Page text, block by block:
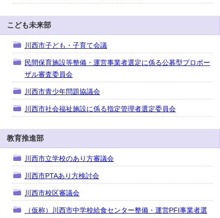
こども未来部
川西市子ども・子育て会議
民間保育施設等整備・運営事業者選定に係る公募型プロポー
ザル審査委員会
川西市青少年問題協議会
川西市社会福祉施設に係る指定管理者選定委員会
教育推進部
川西市立学校のあり方審議会
川西市PTAあり方検討会
川西市校区審議会
（仮称）川西市中学校給食センター整備・運営PFI事業者選